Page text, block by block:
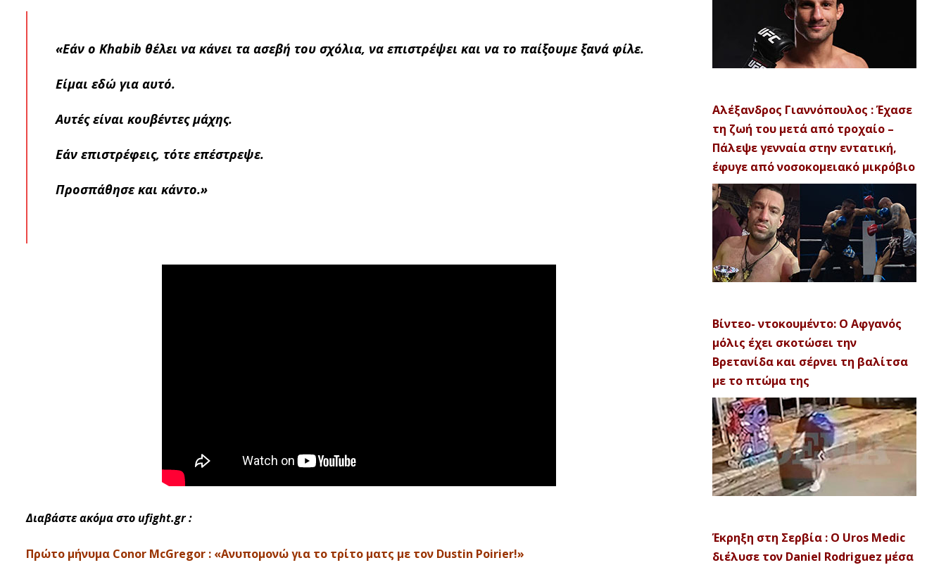
«Εάν ο Khabib θέλει να κάνει τα ασεβή του σχόλια, να επιστρέψει και να το παίξουμε ξανά φίλε.
Είμαι εδώ για αυτό.
Αυτές είναι κουβέντες μάχης.
Εάν επιστρέφεις, τότε επέστρεψε.
Προσπάθησε και κάντο.»
Διαβάστε ακόμα στο ufight.gr :
Πρώτο μήνυμα Conor McGregor : «Ανυπομονώ για το τρίτο ματς με τον Dustin Poirier!»
Αλέξανδρος Γιαννόπουλος : Έχασε
τη ζωή του μετά από τροχαίο –
Πάλεψε γενναία στην εντατική,
έφυγε από νοσοκομειακό μικρόβιο
Βίντεο- ντοκουμέντο: Ο Αφγανός
μόλις έχει σκοτώσει την
Βρετανίδα και σέρνει τη βαλίτσα
με το πτώμα της
Έκρηξη στη Σερβία : Ο Uros Medic
διέλυσε τον Daniel Rodriguez μέσα